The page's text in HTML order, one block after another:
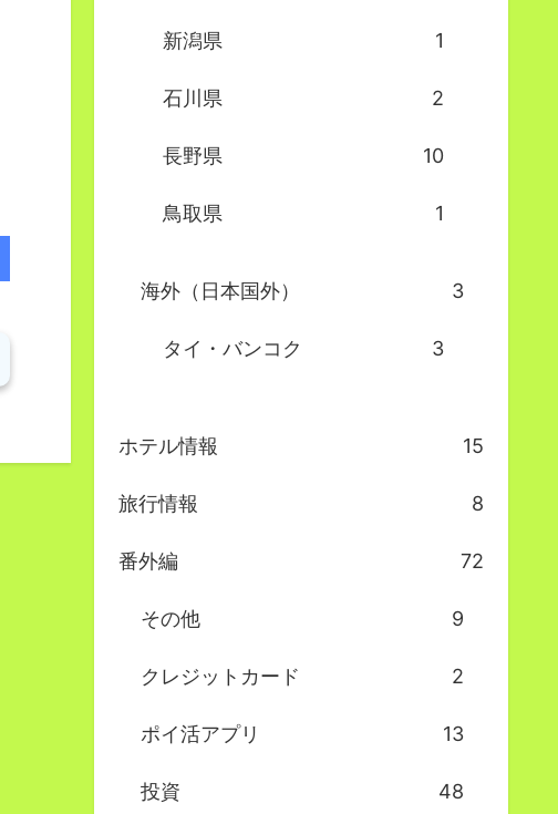
新潟県 1
石川県 2
長野県 10
鳥取県 1
海外（日本国外） 3
タイ・バンコク 3
ホテル情報 15
旅行情報 8
番外編 72
その他 9
クレジットカード 2
ポイ活アプリ 13
投資 48